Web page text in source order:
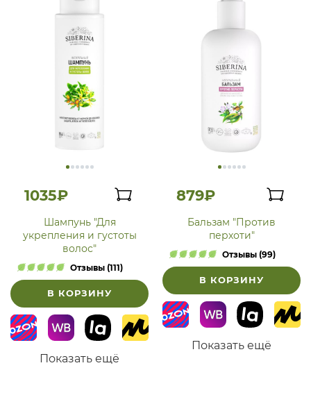
1035₽
Шампунь "Для
укрепления и густоты
волос"
Отзывы (111)
В КОРЗИНУ
Показать ещё
879₽
Бальзам "Против
перхоти"
Отзывы (99)
В КОРЗИНУ
Показать ещё